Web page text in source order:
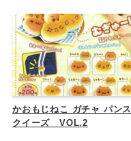
かおもじねこ ガチャ パンス
クイーズ VOL.2